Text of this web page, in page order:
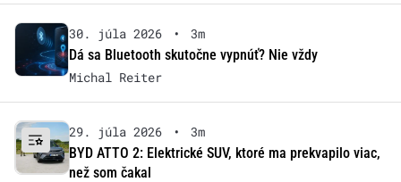
30. júla 2026 •
3m
Dá sa Bluetooth skutočne vypnúť? Nie vždy
Michal Reiter
29. júla 2026 •
3m
BYD ATTO 2: Elektrické SUV, ktoré ma prekvapilo viac,
než som čakal